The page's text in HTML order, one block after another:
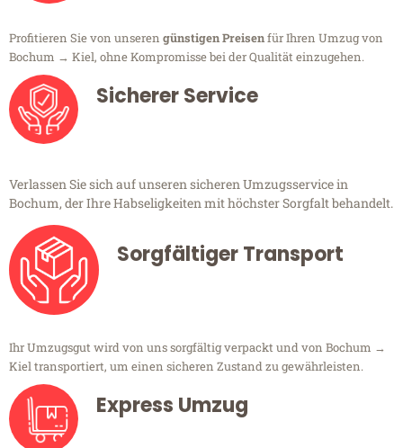
Profitieren Sie von unseren günstigen Preisenfür Ihren Umzug von
Bochum → Kiel, ohne Kompromisse bei der Qualität einzugehen.
Sicherer Service
Verlassen Sie sich auf unseren sicheren Umzugsservice in
Bochum, der Ihre Habseligkeiten mit höchster Sorgfalt behandelt.
Sorgfältiger Transport
Ihr Umzugsgut wird von uns sorgfältig verpackt und von Bochum →
Kiel transportiert, um einen sicheren Zustand zu gewährleisten.
Express Umzug